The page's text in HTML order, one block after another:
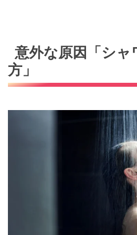
意外な原因「シャ
方」